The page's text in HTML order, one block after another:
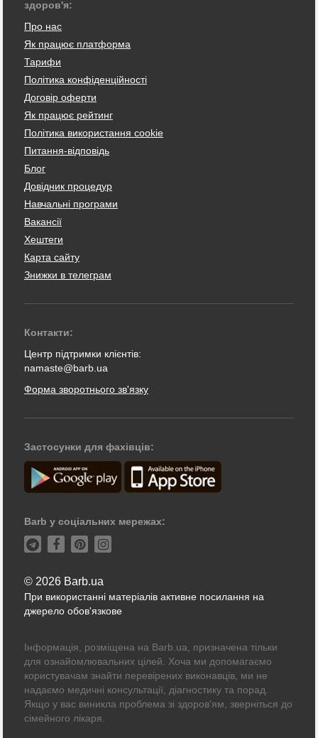
здоров'я:
Про нас
Як працює платформа
Тарифи
Політика конфіденційності
Договір оферти
Як працює рейтинг
Політика використання cookie
Питання-відповідь
Блог
Довідник процедур
Навчальні програми
Вакансії
Хештеги
Карта сайту
Знижки в телеграм
Контакти:
Центр підтримки клієнтів:
namaste@barb.ua
Форма зворотнього зв'язку
Застосунки для фахівців:
Barb у соціальних мережах:
© 2026 Barb.ua
При використанні матеріалів активне посилання на
джерело обов'язкове
Інформація, розміщена на Barb.ua, призначена тільки
для ознайомлювальних цілей. Хоча ми допомагаємо
користувачам знайти перевірених виконавців, ми не
надаємо медичні консультації, діагностику та порад.
Якщо у вас виникла проблема зі здоров'ям, зверніться до
сімейного лікаря.